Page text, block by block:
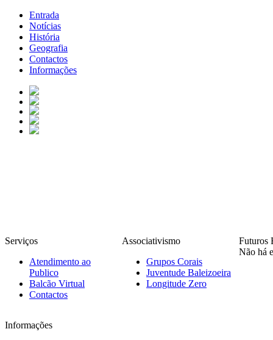
Entrada
Notícias
História
Geografia
Contactos
Informações
Serviços
Atendimento ao
Publico
Balcão Virtual
Contactos
Associativismo
Grupos Corais
Juventude Baleizoeira
Longitude Zero
Futuros
Não há
Informações